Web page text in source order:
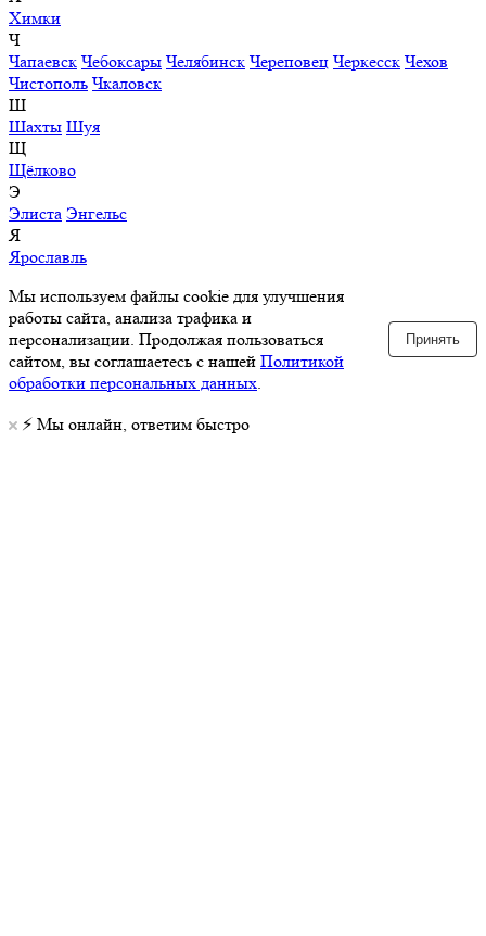
Химки
Ч
Чапаевск Чебоксары Челябинск Череповец Черкесск Чехов
Чистополь Чкаловск
Ш
Шахты Шуя
Щ
Щёлково
Э
Элиста Энгельс
Я
Ярославль
Мы используем файлы cookie для улучшения
работы сайта, анализа трафика и
персонализации. Продолжая пользоваться
сайтом, вы соглашаетесь с нашей Политикой
обработки персональных данных.
Принять
⚡️ Мы онлайн, ответим быстро